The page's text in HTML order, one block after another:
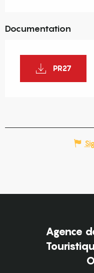
Documentation
PR27
Agence